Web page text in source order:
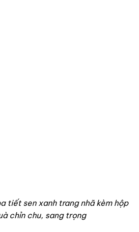
tiết sen xanh trang nhã kèm hộp
chỉn chu, sang trọng